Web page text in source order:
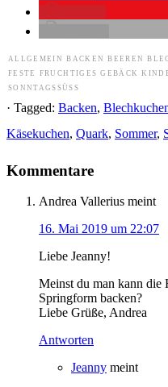
ALLGEMEIN BACKEN BEEREN
FESTE
FRUCHTIGES GEBÄCK
SONNTAGSSÜSS
· Tagged: Backen,
Käsekuchen, Quark, Sommer,
Kommentare
Andrea Vallerius meint
16. Mai 2019 um 22:07
Liebe Jeanny!
Meinst du man kann die
Springform backen?
Liebe Grüße, Andrea
Antworten
Jeanny meint